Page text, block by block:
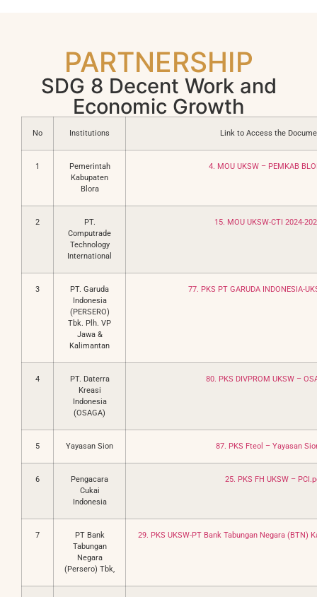
PARTNERSHIP
SDG 8 Decent Work and
Economic Growth
No Institutions Link to Access the
1
Pemerintah
Kabupaten
Blora
4. MOU UKSW – PEMKAB
2
PT.
Computrade
Technology
International
15. MOU UKSW-CTI 2024-
3
PT. Garuda
Indonesia
(PERSERO)
Tbk. Plh. VP
Jawa &
Kalimantan
77. PKS PT GARUDA INDONESIA-
4
PT. Daterra
Kreasi
Indonesia
(OSAGA)
80. PKS DIVPROM UKSW –
5 Yayasan Sion 87. PKS Fteol – Yayasan
6
Pengacara
Cukai
Indonesia
25. PKS FH UKSW –
7
PT Bank
Tabungan
Negara
(Persero) Tbk,
29. PKS UKSW-PT Bank Tabungan Negara (BTN)